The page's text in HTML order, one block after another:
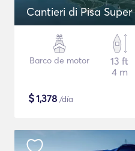
Cantieri di Pisa Super
Barco de motor
13 ft
4 m
$1,378 /día